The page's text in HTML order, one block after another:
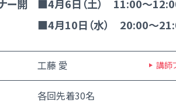
ー開
■4月6日（土） 11:00～
■4月10日（水） 20:00～
工藤 愛 講師
各回先着30名